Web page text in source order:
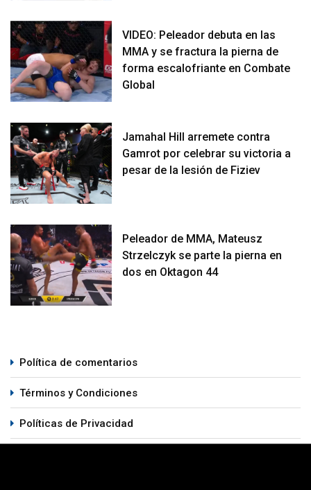
VIDEO: Peleador debuta en las
MMA y se fractura la pierna de
forma escalofriante en Combate
Global
Jamahal Hill arremete contra
Gamrot por celebrar su victoria a
pesar de la lesión de Fiziev
Peleador de MMA, Mateusz
Strzelczyk se parte la pierna en
dos en Oktagon 44
Política de comentarios
Términos y Condiciones
Políticas de Privacidad